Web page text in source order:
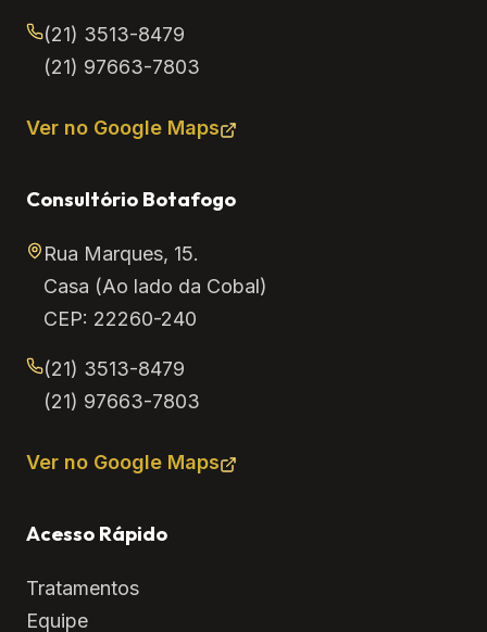
(21) 3513-8479
(21) 97663-7803
Ver no Google Maps
Consultório Botafogo
Rua Marques, 15.
Casa (Ao lado da Cobal)
CEP: 22260-240
(21) 3513-8479
(21) 97663-7803
Ver no Google Maps
Acesso Rápido
Tratamentos
Equipe